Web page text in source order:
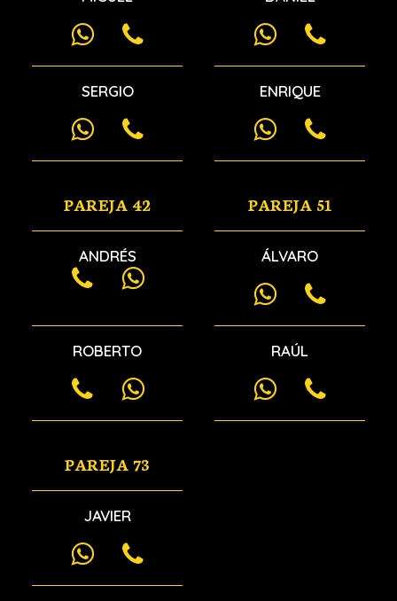
SERGIO ENRIQUE
PAREJA 42
ANDRÉS
ROBERTO
PAREJA 51
ÁLVARO
RAÚL
PAREJA 73
JAVIER